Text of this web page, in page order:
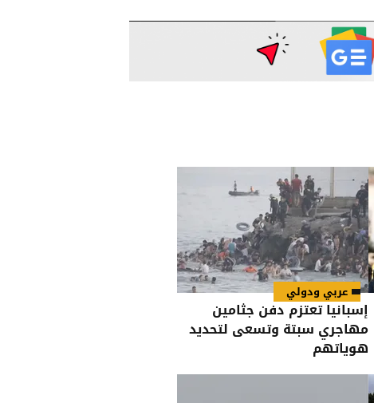
عربي ودولي
إسبانيا تعتزم دفن جثامين
مهاجري سبتة وتسعى لتحديد
هوياتهم